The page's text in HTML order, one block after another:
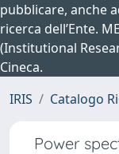
pubblicare, anche
ricerca dell’Ente.
(Institutional
Cineca.
IRIS
Catalogo
Power